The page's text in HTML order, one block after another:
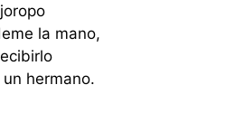
la mano,
hermano.